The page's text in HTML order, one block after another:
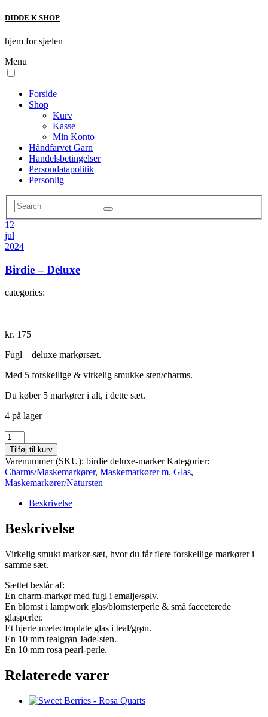
DIDDE K SHOP
hjem for sjælen
Menu
Forside
Shop
Kurv
Kasse
Min Konto
Håndfarvet Garn
Handelsbetingelser
Persondatapolitik
Personlig
12
jul
2024
Birdie – Deluxe
categories:
kr. 175
Fugl – deluxe markørsæt.
Med 5 forskellige & virkelig smukke sten/charms.
Du køber 5 markører i alt, i dette sæt.
4 på lager
Birdie
-
Deluxe
antal
Tilføj til kurv
Varenummer (SKU): birdie deluxe-marker Kategorier:
Charms/Maskemarkører, Maskemarkører m. Glas,
Maskemarkører/Natursten
Beskrivelse
Beskrivelse
Virkelig smukt markør-sæt, hvor du får flere forskellige markører i
samme sæt.
Sættet består af:
En charm-markør med fugl i emalje/sølv.
En blomst i lampwork glas/blomsterperle & små facceterede
glasperler.
Et hjerte m/electroplate glas i teal/grøn.
En 10 mm tealgrøn Jade-sten.
En 10 mm rosa pearl-perle.
Relaterede varer